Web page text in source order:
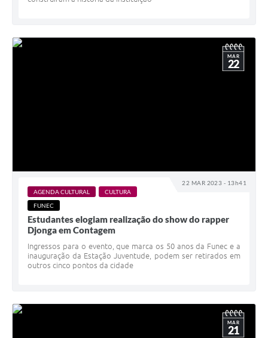
22 MAR 2023 - 13h41
MAR
22
AGENDA CULTURAL
CULTURA
FUNEC
Estudantes elogiam realização do show do rapper
Djonga em Contagem
Ingressos para o evento, que marca os 50 anos da Funec e a
inauguração da Estação Juventude, podem ser retirados em
outros cinco pontos da cidade
MAR
21